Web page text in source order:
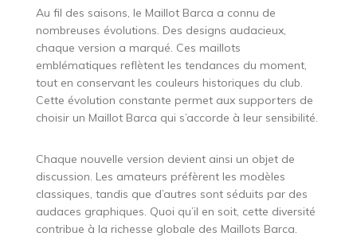
Au fil des saisons, le Maillot Barca a connu de
nombreuses évolutions. Des designs audacieux,
chaque version a marqué. Ces maillots
emblématiques reflètent les tendances du moment,
tout en conservant les couleurs historiques du club.
Cette évolution constante permet aux supporters de
choisir un Maillot Barca qui s’accorde à leur sensibilité.
Chaque nouvelle version devient ainsi un objet de
discussion. Les amateurs préfèrent les modèles
classiques, tandis que d’autres sont séduits par des
audaces graphiques. Quoi qu’il en soit, cette diversité
contribue à la richesse globale des Maillots Barca.